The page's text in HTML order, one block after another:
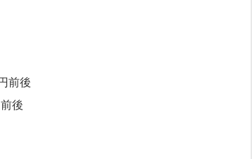
前後
後